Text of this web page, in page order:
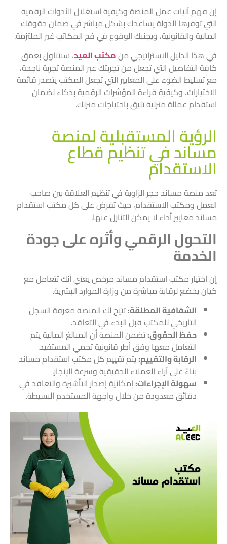
إن فهم آليات عمل المنصة وكيفية استغلال الأدوات الرقمية
التي توفرها الدولة يساعدك بشكل مباشر في ضمان حقوقك
المالية والقانونية، ويجنبك الوقوع في فخ المكاتب غير الملتزمة.
في هذا الدليل الاستراتيجي منمكتب العيد، سنتناول بعمق
كافة التفاصيل التي تجعل من تجربتك عبر المنصة تجربة ناجحة،
مع تسليط الضوء على المعايير التي تجعل المكتب يتصدر قائمة
الاختيارات، وكيفية قراءة المؤشرات الرقمية بذكاء لضمان
استقدام عمالة منزلية تليق باحتياجات منزلك.
الرؤية المستقبلية لمنصة
مساند في تنظيم قطاع
الاستقدام
تعد منصة مساند حجر الزاوية في تنظيم العلاقة بين صاحب
العمل ومكتب الاستقدام، حيث تفرض على كل مكتب استقدام
مساند معايير أداء لا يمكن التنازل عنها.
التحول الرقمي وأثره على جودة
الخدمة
إن اختيار مكتب استقدام مساند مرخص يعني أنك تتعامل مع
كيان يخضع لرقابة مباشرة من وزارة الموارد البشرية.
الشفافية المطلقة:تتيح لك المنصة معرفة السجل
التاريخي للمكتب قبل البدء في التعاقد.
حفظ الحقوق:تضمن المنصة أن المبالغ المالية يتم
التعامل معها وفق أطر قانونية تحمي المستفيد.
الرقابة والتقييم:يتم تقييم كل مكتب استقدام مساند
بناءً على آراء العملاء الحقيقية وسرعة الإنجاز.
سهولة الإجراءات:إمكانية إصدار التأشيرة والتعاقد في
دقائق معدودة من خلال واجهة المستخدم البسيطة.